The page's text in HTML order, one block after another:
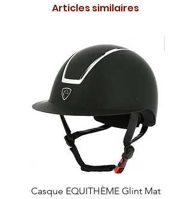
Articles similaires
Casque EQUITHÈME Glint Mat